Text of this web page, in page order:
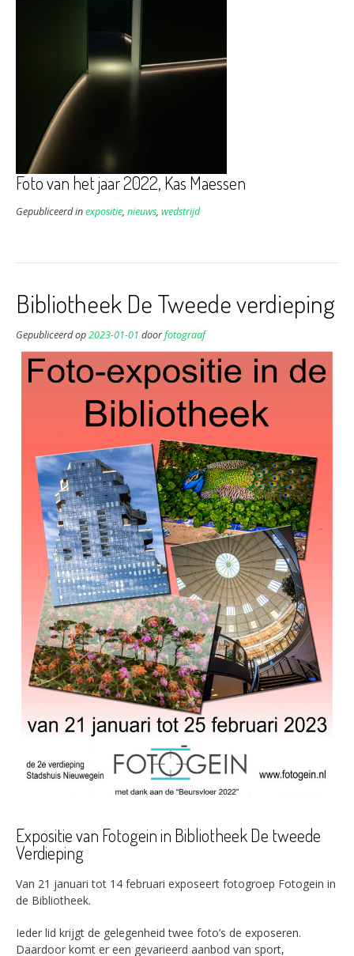
Foto van het jaar 2022, Kas Maessen
Gepubliceerd inexpositie, nieuws, wedstrijd
Bibliotheek De Tweede verdieping
Gepubliceerd op2023-01-01 doorfotograaf
Expositie van Fotogein in Bibliotheek De tweede
Verdieping
Van 21 januari tot 14 februari exposeert fotogroep Fotogein in
de Bibliotheek.
Ieder lid krijgt de gelegenheid twee foto’s de exposeren.
Daardoor komt er een gevarieerd aanbod van sport,